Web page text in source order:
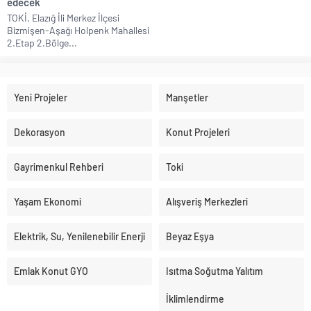
TOKİ, Elazığ İli Merkez İlçesi
Bizmişen-Aşağı Holpenk Mahallesi
2.Etap 2.Bölge...
Yeni Projeler Manşetler
Dekorasyon Konut Projeleri
Gayrimenkul Rehberi Toki
Yaşam Ekonomi Alışveriş Merkezleri
Elektrik, Su, Yenilenebilir Enerji Beyaz Eşya
Emlak Konut GYO Isıtma Soğutma Yalıtım
İklimlendirme